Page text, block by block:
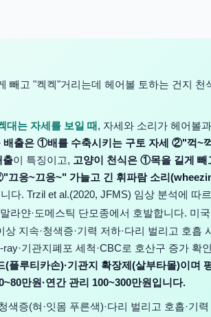
빼고 "켁켁"거리는데 헤어볼 토하는 건지 천
대는 자세를 보일 때 , 자세와 소리가 헤어볼
배출은 ①배를 수축시키는 구토 자세 ②"꺽~
출이 특징이고, 고양이 천식은 ①목을 길게 빼
응~끄응~" 가늘고 긴 휘파람 소리
다. Trzil et al.(2020, JFMS) 임상 분석에 따
라얀·도메스틱 단모종에서 호발합니다. 미
지속·청색증·기력 저하·다리 벌리고 호흡
기관지폐포 세척·CBC로 호산구 증가 확
플루티카손)·기관지 확장제(살부타몰)이며
만원·연간 관리 100~300만원입니다.
증(혀·잇몸 푸른색)·다리 벌리고 호흡·기